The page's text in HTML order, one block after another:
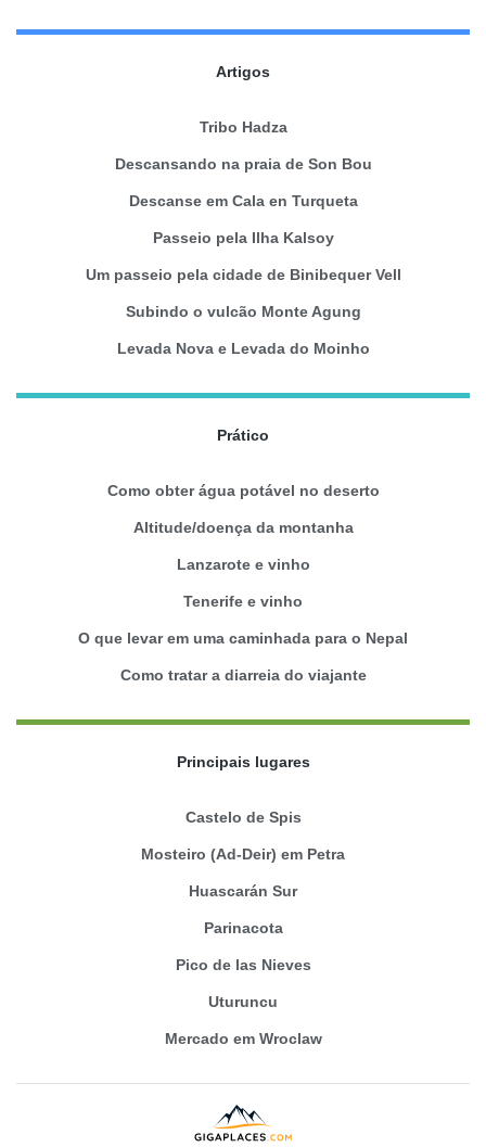
Artigos
Tribo Hadza
Descansando na praia de Son Bou
Descanse em Cala en Turqueta
Passeio pela Ilha Kalsoy
Um passeio pela cidade de Binibequer Vell
Subindo o vulcão Monte Agung
Levada Nova e Levada do Moinho
Prático
Como obter água potável no deserto
Altitude/doença da montanha
Lanzarote e vinho
Tenerife e vinho
O que levar em uma caminhada para o Nepal
Como tratar a diarreia do viajante
Principais lugares
Castelo de Spis
Mosteiro (Ad-Deir) em Petra
Huascarán Sur
Parinacota
Pico de las Nieves
Uturuncu
Mercado em Wroclaw